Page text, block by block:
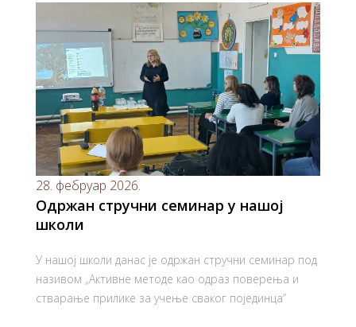
28. фебруар 2026.
Одржан стручни семинар у нашој
школи
У нашој школи данас је одржан стручни семинар под
називом „Активне методе као одраз поверења и
стварање прилике за учење сваког појединца“